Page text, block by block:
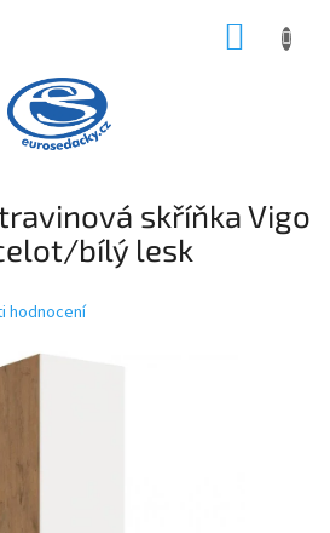
skříňka Vigo
bílý lesk
hodnocení